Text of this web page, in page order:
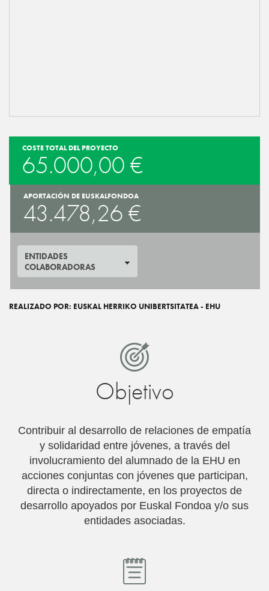
COSTE TOTAL DEL PROYECTO
65.000,00 €
APORTACIÓN DE EUSKALFONDOA
43.478,26 €
ENTIDADES
COLABORADORAS
REALIZADO POR: EUSKAL HERRIKO UNIBERTSITATEA - EHU
Objetivo
Contribuir al desarrollo de relaciones de empatí­a
y solidaridad entre jóvenes, a través del
involucramiento del alumnado de la EHU en
acciones conjuntas con jóvenes que participan,
directa o indirectamente, en los proyectos de
desarrollo apoyados por Euskal Fondoa y/o sus
entidades asociadas.